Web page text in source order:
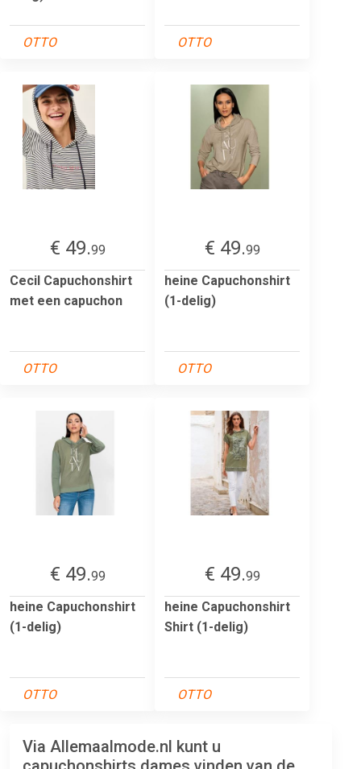
OTTO OTTO
€ 49.99
Cecil Capuchonshirt
met een capuchon
OTTO
€ 49.99
heine Capuchonshirt
(1-delig)
OTTO
€ 49.99
heine Capuchonshirt
(1-delig)
OTTO
€ 49.99
heine Capuchonshirt
Shirt (1-delig)
OTTO
Via Allemaalmode.nl kunt u